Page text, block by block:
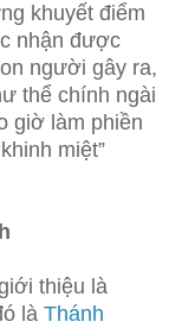
khuyết điểm
nhận được
người gây ra,
thể chính ngài
giờ làm phiền
miệt”
thiệu là
là Thánh